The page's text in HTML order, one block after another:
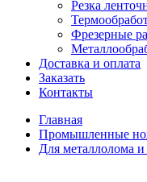
Резка
Фрезерные
Доставка и оплата
Заказать
Контакты
Главная
Промышленные
Для металлолома